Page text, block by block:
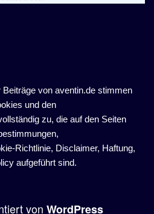
von aventin.de stimmen
und den
zu, die auf den Seiten
Richtlinie, Disclaimer, Haftung,
aufgeführt sind.
von WordPress